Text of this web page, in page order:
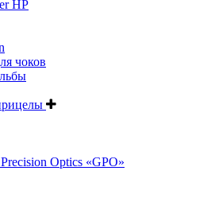
HP
чоков
Optics «GPO»